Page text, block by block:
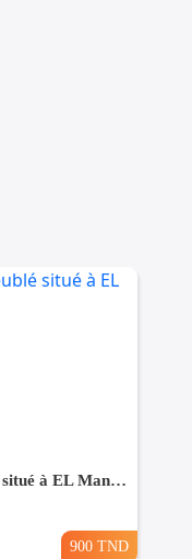
appartement S+1 meublé situé à EL Manar 1
900 TND